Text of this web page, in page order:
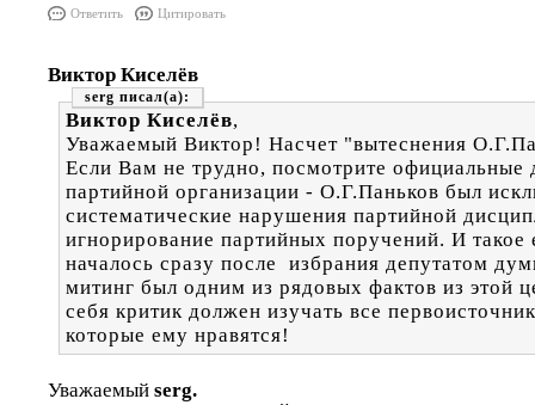
Ответить Цитировать
Виктор Киселёв
serg
Виктор Киселёв,
Уважаемый Виктор! Насчет "вытеснения
Если Вам не трудно, посмотрите официальные
партийной организации - О.Г.Паньков был
систематические нарушения партийной
игнорирование партийных поручений. И такое
началось сразу после избрания депутатом
митинг был одним из рядовых фактов из этой
себя критик должен изучать все
которые ему нравятся!
Уважаемый serg.